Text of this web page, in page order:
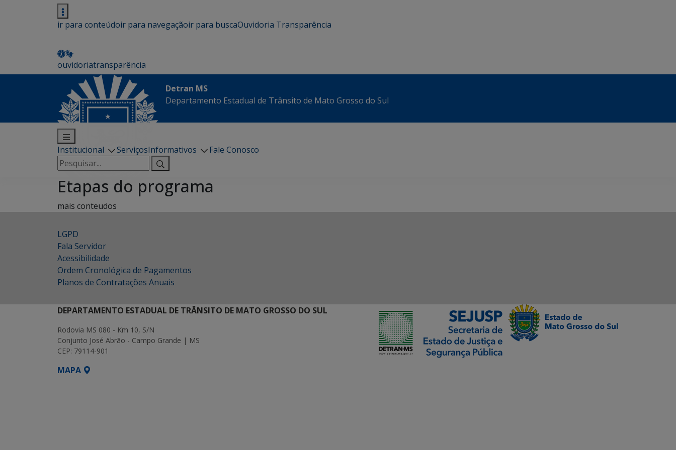
ir para conteúdoir para navegaçãoir para buscaOuvidoria Transparência
ouvidoriatransparência
Detran MS
Departamento Estadual de Trânsito de Mato Grosso do Sul
Institucional ServiçosInformativos
Fale Conosco
Pesquisar
por:
Etapas do programa
mais conteudos
LGPD
Fala Servidor
Acessibilidade
Ordem Cronológica de Pagamentos
Planos de Contratações Anuais
DEPARTAMENTO ESTADUAL DE TRÂNSITO DE MATO GROSSO DO SUL
Rodovia MS 080 - Km 10, S/N
Conjunto José Abrão - Campo Grande | MS
CEP: 79114-901
MAPA